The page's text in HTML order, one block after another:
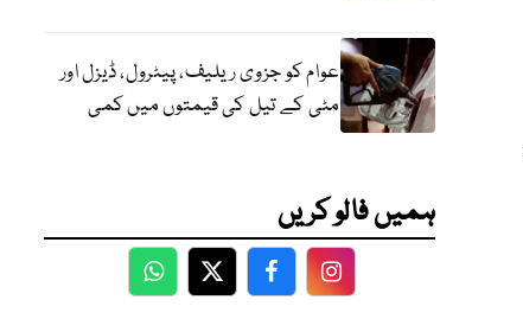
عوام کو جزوی ریلیف، پیٹرول، ڈیزل اور
مٹی کے تیل کی قیمتوں میں کمی
ہمیں فالو کریں
WhatsApp
TwitterFacebookFacebook